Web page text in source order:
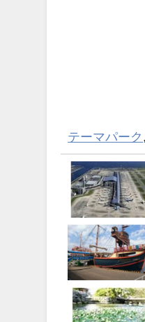
テーマパーク